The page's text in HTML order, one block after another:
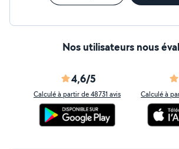
Nos utilisateurs nous
4,6/5
Calculé à partir de 48731 avis Calculé à